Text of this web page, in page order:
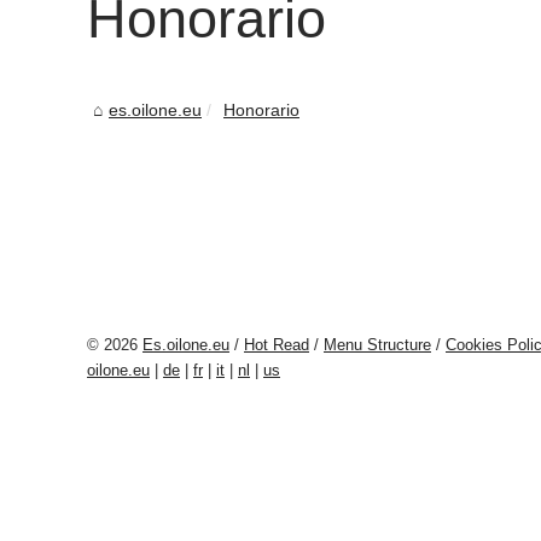
Honorario
es.oilone.eu Honorario
© 2026 Es.oilone.eu / Hot Read / Menu Structure / Cookies
oilone.eu
de fr it nl us